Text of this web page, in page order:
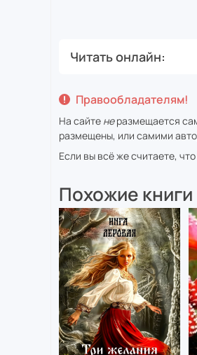
Читать онлайн
Правообладателям!
На сайте неразмещается
размещены, или самими
Если вы всё же считаете,
Похожие книги